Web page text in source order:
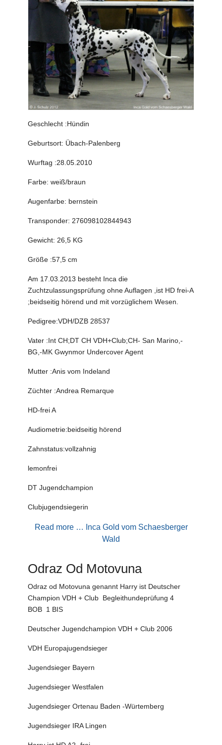
Geschlecht :Hündin
Geburtsort: Übach-Palenberg
Wurftag :28.05.2010
Farbe: weiß/braun
Augenfarbe: bernstein
Transponder: 276098102844943
Gewicht: 26,5 KG
Größe :57,5 cm
Am 17.03.2013 besteht Inca die
Zuchtzulassungsprüfung ohne Auflagen ,ist HD frei-A
;beidseitig hörend und mit vorzüglichem Wesen.
Pedigree:VDH/DZB 28537
Vater :Int CH;DT CH VDH+Club;CH- San Marino,-
BG,-MK Gwynmor Undercover Agent
Mutter :Anis vom Indeland
Züchter :Andrea Remarque
HD-frei A
Audiometrie:beidseitig hörend
Zahnstatus:vollzahnig
lemonfrei
DT Jugendchampion
Clubjugendsiegerin
Read more … Inca Gold vom Schaesberger
Wald
Odraz Od Motovuna
Odraz od Motovuna genannt Harry ist Deutscher
Champion VDH + Club Begleithundeprüfung 4
BOB 1 BIS
Deutscher Jugendchampion VDH + Club 2006
VDH Europajugendsieger
Jugendsieger Bayern
Jugendsieger Westfalen
Jugendsieger Ortenau Baden -Würtemberg
Jugendsieger IRA Lingen